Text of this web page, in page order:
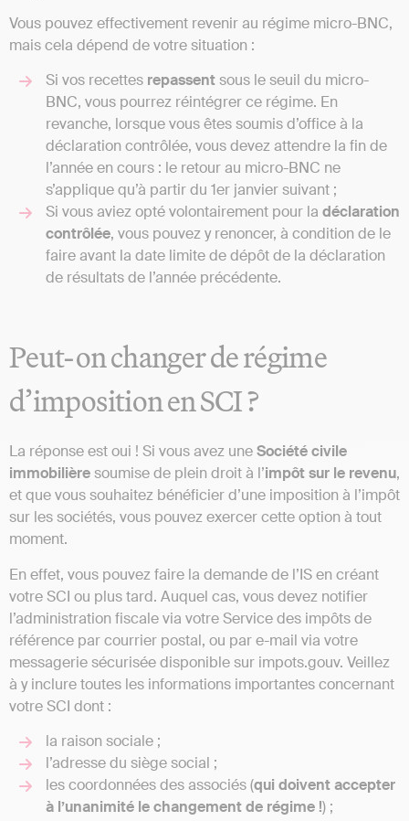
Vous pouvez effectivement revenir au régime micro-BNC,
mais cela dépend de votre situation :
Si vos recettes repassentsous le seuil du micro-
BNC, vous pourrez réintégrer ce régime. En
revanche, lorsque vous êtes soumis d’office à la
déclaration contrôlée, vous devez attendre la fin de
l’année en cours : le retour au micro-BNC ne
s’applique qu’à partir du 1er janvier suivant ;
Si vous aviez opté volontairement pour la déclaration
contrôlée, vous pouvez y renoncer, à condition de le
faire avant la date limite de dépôt de la déclaration
de résultats de l’année précédente.
Peut-on changer de régime
d’imposition en SCI ?
La réponse est oui ! Si vous avez uneSociété civile
immobilièresoumise de plein droit à l’impôt sur le revenu,
et que vous souhaitez bénéficier d’une imposition à l’impôt
sur les sociétés, vous pouvez exercer cette option à tout
moment.
En effet, vous pouvez faire la demande de l’IS en créant
votre SCI ou plus tard. Auquel cas, vous devez notifier
l’administration fiscale via votre Service des impôts de
référence par courrier postal, ou par e-mail via votre
messagerie sécurisée disponible sur impots.gouv. Veillez
à y inclure toutes les informations importantes concernant
votre SCI dont :
la raison sociale ;
l’adresse du siège social ;
les coordonnées des associés (qui doivent accepter
à l’unanimité le changement de régime !) ;